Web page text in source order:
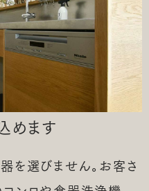
めます
を選びません。お客さ